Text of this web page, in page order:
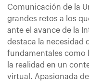
Comunicación de la
grandes retos a los
ante el avance de la
destaca la necesidad
fundamentales como
la realidad en un
virtual. Apasionada